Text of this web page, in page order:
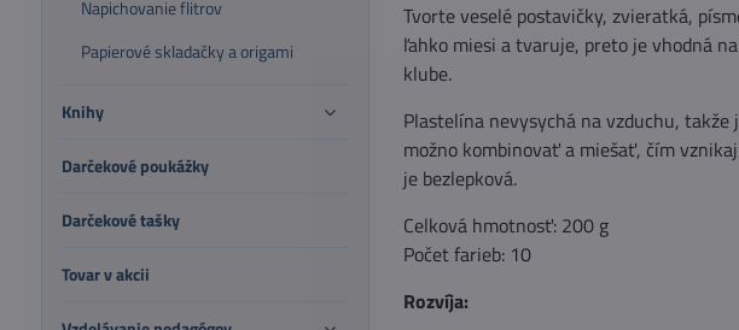
Tvorte veselé postavičky, zvieratká,
ľahko miesi a tvaruje, preto je vhodná
klube.
Plastelína nevysychá na vzduchu,
možno kombinovať a miešať, čím
je bezlepková.
Celková hmotnosť: 200 g
Počet farieb: 10
Rozvíja:
Napichovanie flitrov
Papierové skladačky a origami
Knihy
Darčekové poukážky
Darčekové tašky
Tovar v akcii